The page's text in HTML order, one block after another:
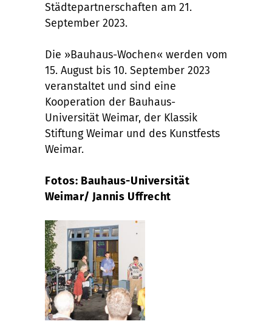
Städtepartnerschaften am 21.
September 2023.
Die »Bauhaus-Wochen« werden vom
15. August bis 10. September 2023
veranstaltet und sind eine
Kooperation der Bauhaus-
Universität Weimar, der Klassik
Stiftung Weimar und des Kunstfests
Weimar.
Fotos: Bauhaus-Universität
Weimar/ Jannis Uffrecht